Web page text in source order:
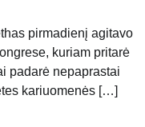
pirmadienį agitavo
kuriam pritarė
padarė nepaprastai
kariuomenės […]